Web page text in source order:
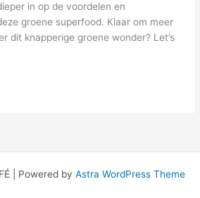
in op de voordelen en
groene superfood. Klaar om meer
dit knapperige groene wonder? Let’s
| Powered by Astra WordPress Theme